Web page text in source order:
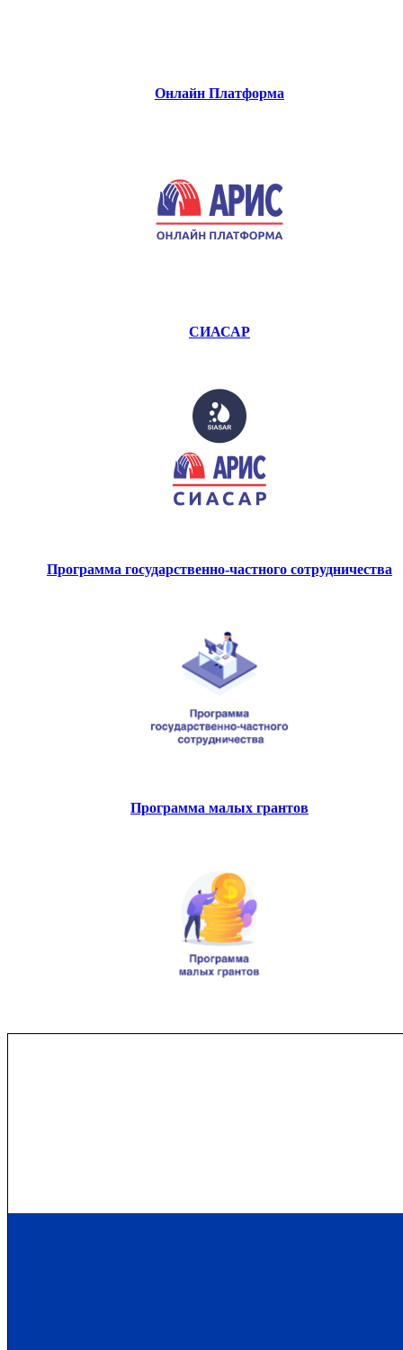
Онлайн Платформа
СИАСАР
Программа государственно-частного сотрудничества
Программа малых грантов